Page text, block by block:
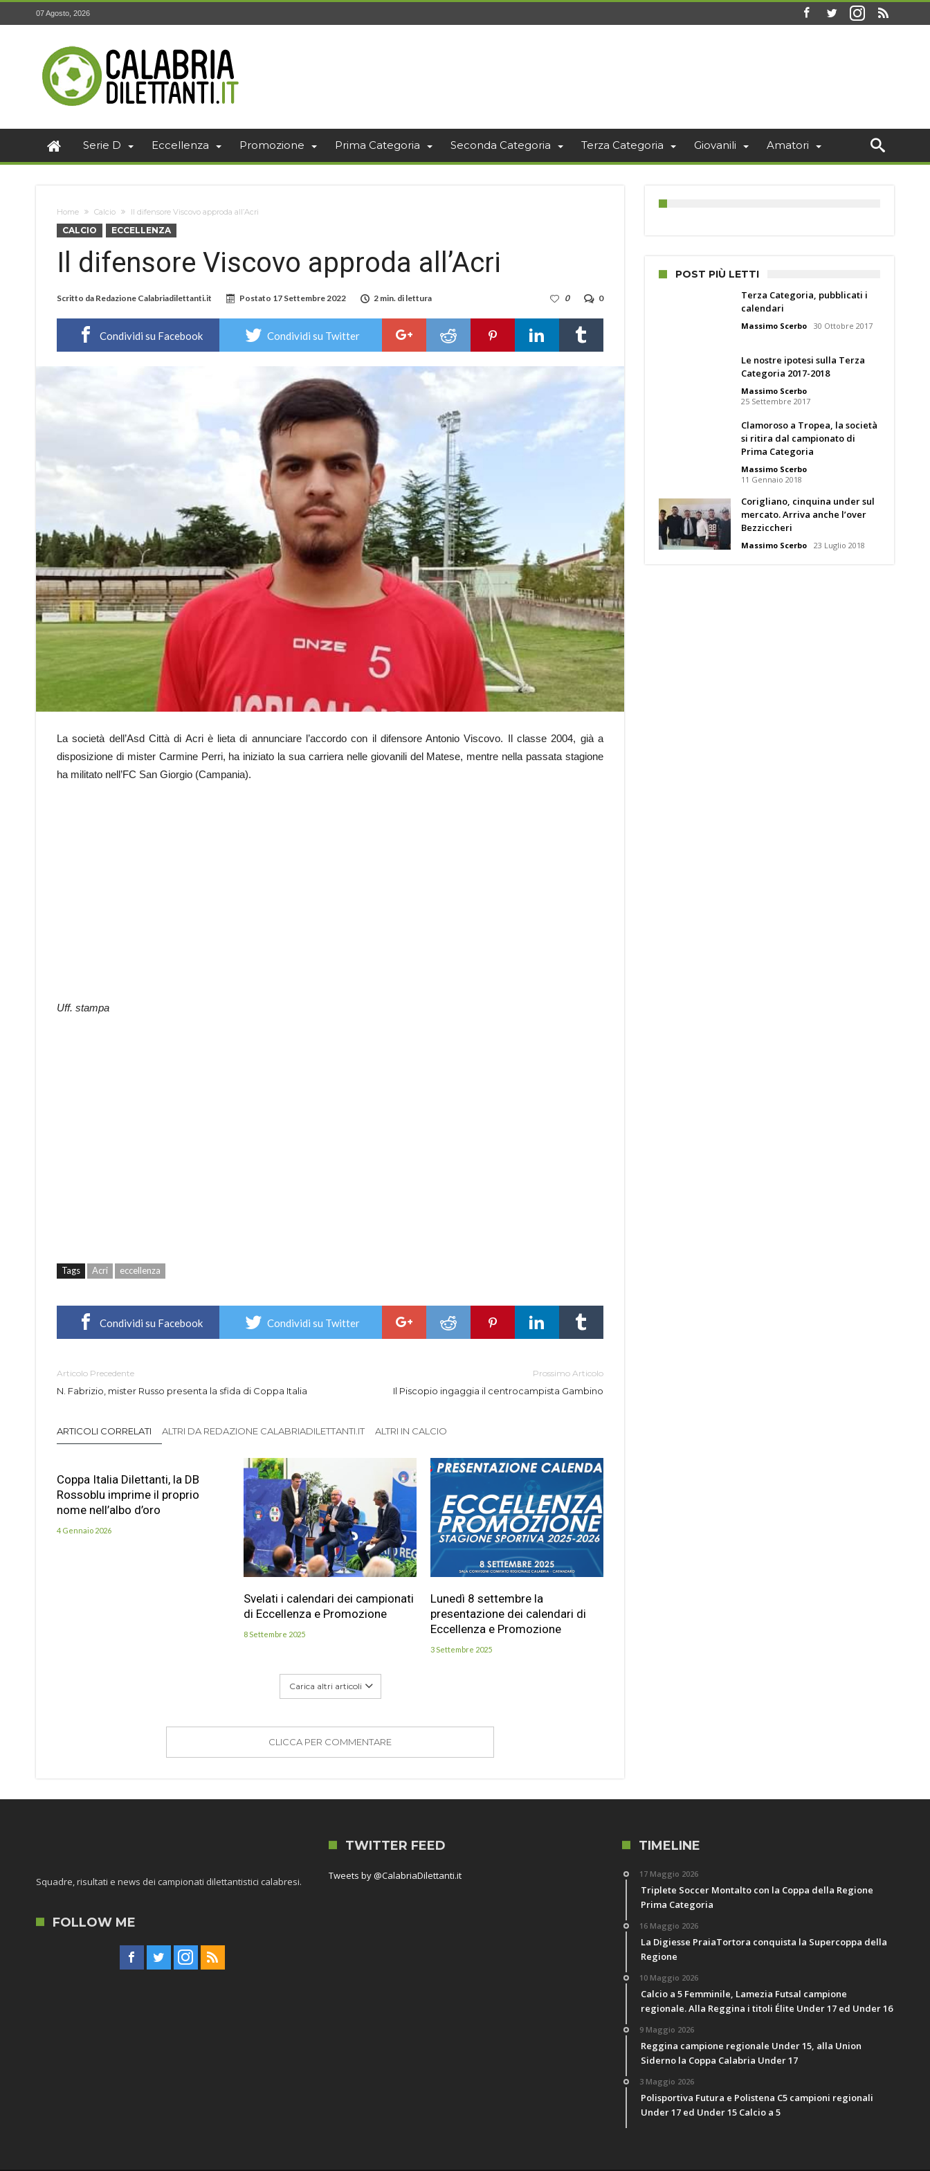
07 Agosto, 2026
Serie D Eccellenza Promozione Prima Categoria Seconda Categoria Terza Categoria Giovanili Amatori
Home Calcio Il difensore Viscovo approda all’Acri
CALCIO ECCELLENZA
Il difensore Viscovo approda all’Acri
Scritto da Redazione Calabriadilettanti.it Postato 17 Settembre 2022 2 min. di lettura 0
0
Condividi su Facebook Condividi su Twitter
La società dell’Asd Città di Acri è lieta di annunciare l’accordo con il difensore Antonio Viscovo. Il classe 2004, già a
disposizione di mister Carmine Perri, ha iniziato la sua carriera nelle giovanili del Matese, mentre nella passata stagione
ha militato nell’FC San Giorgio (Campania).
Uff. stampa
Tags Acri eccellenza
Condividi su Facebook Condividi su Twitter
Articolo Precedente
N. Fabrizio, mister Russo presenta la sfida di Coppa Italia
Prossimo Articolo
Il Piscopio ingaggia il centrocampista Gambino
ARTICOLI CORRELATI ALTRI DA REDAZIONE CALABRIADILETTANTI.IT ALTRI IN CALCIO
Coppa Italia Dilettanti, la DB
Rossoblu imprime il proprio
nome nell’albo d’oro
4 Gennaio 2026
Svelati i calendari dei campionati
di Eccellenza e Promozione
8 Settembre 2025
Lunedì 8 settembre la
presentazione dei calendari di
Eccellenza e Promozione
3 Settembre 2025
Carica altri articoli
CLICCA PER COMMENTARE
POST PIÙ LETTI
Terza Categoria, pubblicati i
calendari
Massimo Scerbo 30 Ottobre 2017
Le nostre ipotesi sulla Terza
Categoria 2017-2018
Massimo Scerbo
25 Settembre 2017
Clamoroso a Tropea, la società
si ritira dal campionato di
Prima Categoria
Massimo Scerbo
11 Gennaio 2018
Corigliano, cinquina under sul
mercato. Arriva anche l’over
Bezziccheri
Massimo Scerbo 23 Luglio 2018
Squadre, risultati e news dei campionati dilettantistici calabresi.
FOLLOW ME
TWITTER FEED
Tweets by @CalabriaDilettanti.it
TIMELINE
17 Maggio 2026
Triplete Soccer Montalto con la Coppa della Regione
Prima Categoria
16 Maggio 2026
La Digiesse PraiaTortora conquista la Supercoppa della
Regione
10 Maggio 2026
Calcio a 5 Femminile, Lamezia Futsal campione
regionale. Alla Reggina i titoli Élite Under 17 ed Under 16
9 Maggio 2026
Reggina campione regionale Under 15, alla Union
Siderno la Coppa Calabria Under 17
3 Maggio 2026
Polisportiva Futura e Polistena C5 campioni regionali
Under 17 ed Under 15 Calcio a 5